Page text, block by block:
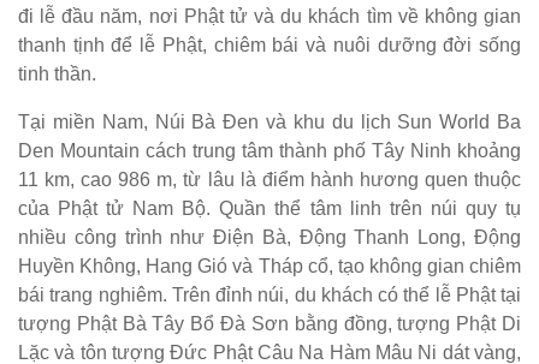
đi lễ đầu năm, nơi Phật tử và du khách tìm về không gian
thanh tịnh để lễ Phật, chiêm bái và nuôi dưỡng đời sống
tinh thần.
Tại miền Nam, Núi Bà Đen và khu du lịch Sun World Ba
Den Mountain cách trung tâm thành phố Tây Ninh khoảng
11 km, cao 986 m, từ lâu là điểm hành hương quen thuộc
của Phật tử Nam Bộ. Quần thể tâm linh trên núi quy tụ
nhiều công trình như Điện Bà, Động Thanh Long, Động
Huyền Không, Hang Gió và Tháp cổ, tạo không gian chiêm
bái trang nghiêm. Trên đỉnh núi, du khách có thể lễ Phật tại
tượng Phật Bà Tây Bổ Đà Sơn bằng đồng, tượng Phật Di
Lặc và tôn tượng Đức Phật Câu Na Hàm Mâu Ni dát vàng,